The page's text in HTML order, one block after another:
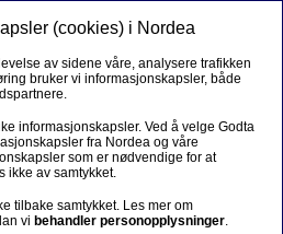
opp nytt
med
(cookies) i Nordea
av sidene våre, analysere trafikken
bruker vi informasjonskapsler, både
informasjonskapsler. Ved å velge Godta
fra Nordea og våre
som er nødvendige for at
ikke av samtykket.
tilbake samtykket. Les mer om
vi behandler personopplysninger.